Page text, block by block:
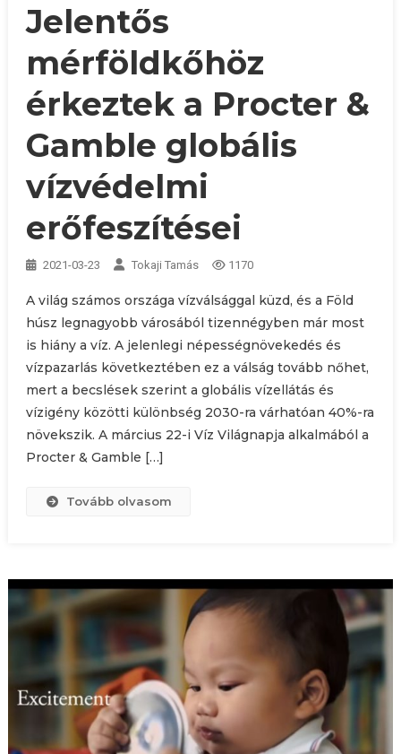
Jelentős
mérföldkőhöz
érkeztek a Procter &
Gamble globális
vízvédelmi
erőfeszítései
2021-03-23 Tokaji Tamás 1170
A világ számos országa vízválsággal küzd, és a Föld
húsz legnagyobb városából tizennégyben már most
is hiány a víz. A jelenlegi népességnövekedés és
vízpazarlás következtében ez a válság tovább nőhet,
mert a becslések szerint a globális vízellátás és
vízigény közötti különbség 2030-ra várhatóan 40%-ra
növekszik. A március 22-i Víz Világnapja alkalmából a
Procter & Gamble […]
Tovább olvasom